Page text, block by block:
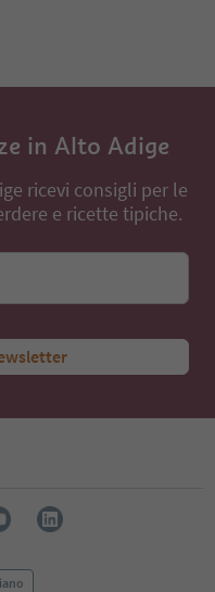
in Alto Adige
ricevi consigli per le
e ricette tipiche.